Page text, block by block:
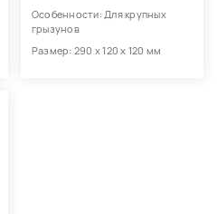
Особенности: Для крупных
грызунов
Размер: 290 x 120 x 120 мм